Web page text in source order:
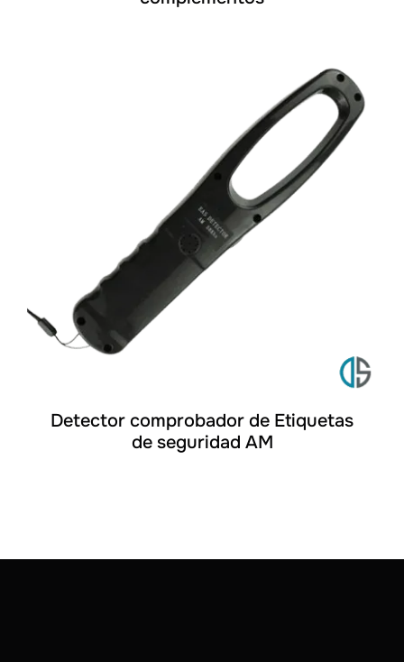
DETALLES
Detector comprobador de Etiquetas
de seguridad AM